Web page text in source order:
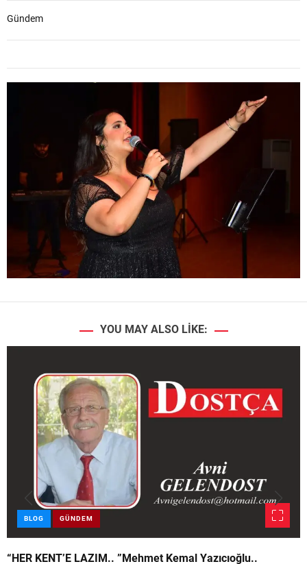
Gündem
YOU MAY ALSO LIKE:
BLOG GÜNDEM
“HER KENT’E LAZIM.. ”Mehmet Kemal Yazıcıoğlu..